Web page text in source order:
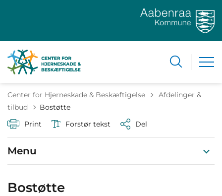
Center for Hjerneskade & Beskæftigelse Tilbage til
Afdelinger &
tilbud
Bostøtte
Print
Forstør tekst Del
Menu
Bostøtte